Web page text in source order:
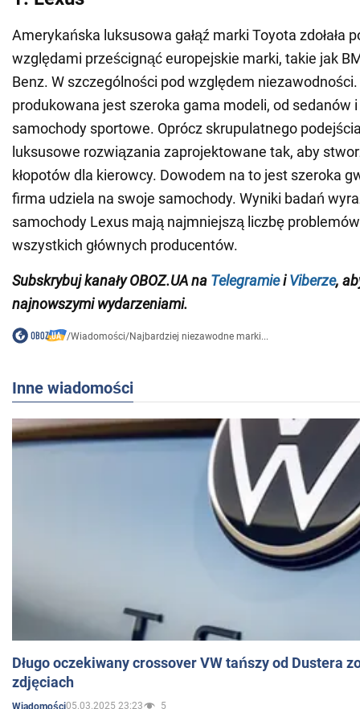
Amerykańska luksusowa gałąź marki Toyota zdołała
względami prześcignąć europejskie marki, takie jak
Benz. W szczególności pod względem
produkowana jest szeroka gama modeli, od sedanów i
samochody sportowe. Oprócz skrupulatnego
luksusowe rozwiązania zaprojektowane tak, aby
kłopotów dla kierowcy. Dowodem na to jest szeroka
firma udziela na swoje samochody. Wyniki badań
samochody Lexus mają najmniejszą liczbę
wszystkich głównych producentów.
Subskrybuj kanały OBOZ.UA na TelegramieiViberze,
najnowszymi wydarzeniami.
/Wiadomości/Najbardziej niezawodne marki...
Inne wiadomości
Długo oczekiwany crossover VW tańszy od Dustera
zdjęciach
Wiadomości05.03.2025 23:23 5